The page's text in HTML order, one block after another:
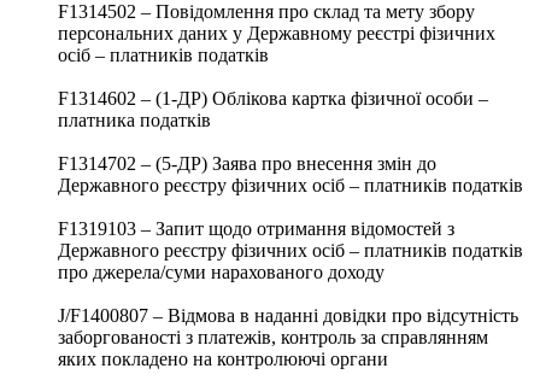
F1314502 – Повідомлення про склад та мету збору
персональних даних у Державному реєстрі фізичних
осіб – платників податків
F1314602 – (1-ДР) Облікова картка фізичної особи –
платника податків
F1314702 – (5-ДР) Заява про внесення змін до
Державного реєстру фізичних осіб – платників податків
F1319103 – Запит щодо отримання відомостей з
Державного реєстру фізичних осіб – платників податків
про джерела/суми нарахованого доходу
J/F1400807 – Відмова в наданні довідки про відсутність
заборгованості з платежів, контроль за справлянням
яких покладено на контролюючі органи